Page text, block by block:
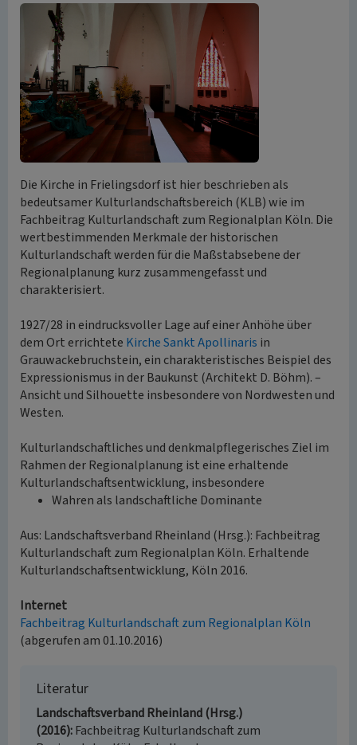
Die Kirche in Frielingsdorf ist hier beschrieben als
bedeutsamer Kulturlandschaftsbereich (KLB) wie im
Fachbeitrag Kulturlandschaft zum Regionalplan Köln. Die
wertbestimmenden Merkmale der historischen
Kulturlandschaft werden für die Maßstabsebene der
Regionalplanung kurz zusammengefasst und
charakterisiert.
1927/28 in eindrucksvoller Lage auf einer Anhöhe über
dem Ort errichtete Kirche Sankt Apollinaris in
Grauwackebruchstein, ein charakteristisches Beispiel des
Expressionismus in der Baukunst (Architekt D. Böhm). –
Ansicht und Silhouette insbesondere von Nordwesten und
Westen.
Kulturlandschaftliches und denkmalpflegerisches Ziel im
Rahmen der Regionalplanung ist eine erhaltende
Kulturlandschaftsentwicklung, insbesondere
Wahren als landschaftliche Dominante
Aus: Landschaftsverband Rheinland (Hrsg.): Fachbeitrag
Kulturlandschaft zum Regionalplan Köln. Erhaltende
Kulturlandschaftsentwicklung, Köln 2016.
Internet
Fachbeitrag Kulturlandschaft zum Regionalplan Köln
(abgerufen am 01.10.2016)
Literatur
Landschaftsverband Rheinland (Hrsg.)
(2016) Fachbeitrag Kulturlandschaft zum